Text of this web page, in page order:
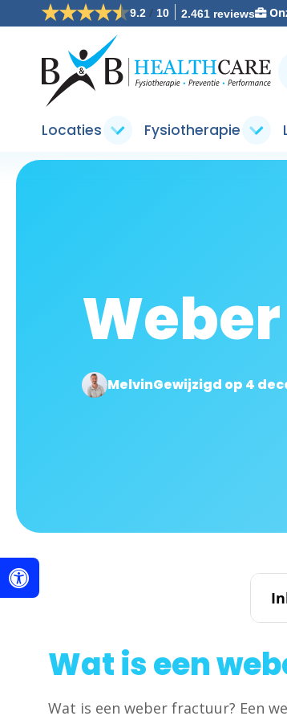
9.2 / 10 2.461 reviews
Locaties Fysiotherapie
MelvinGewijzigd op 4
Wat is een
Wat is een weber fractuur? Een